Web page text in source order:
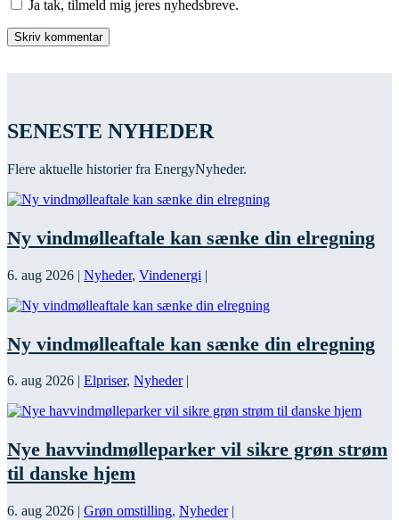
Ja tak, tilmeld mig jeres nyhedsbreve.
SENESTE NYHEDER
Flere aktuelle historier fra EnergyNyheder.
Ny vindmølleaftale kan sænke din elregning
6. aug 2026 | Nyheder, Vindenergi |
Ny vindmølleaftale kan sænke din elregning
6. aug 2026 | Elpriser, Nyheder|
Nye havvindmølleparker vil sikre grøn strøm
til danske hjem
6. aug 2026 | Grøn omstilling, Nyheder|